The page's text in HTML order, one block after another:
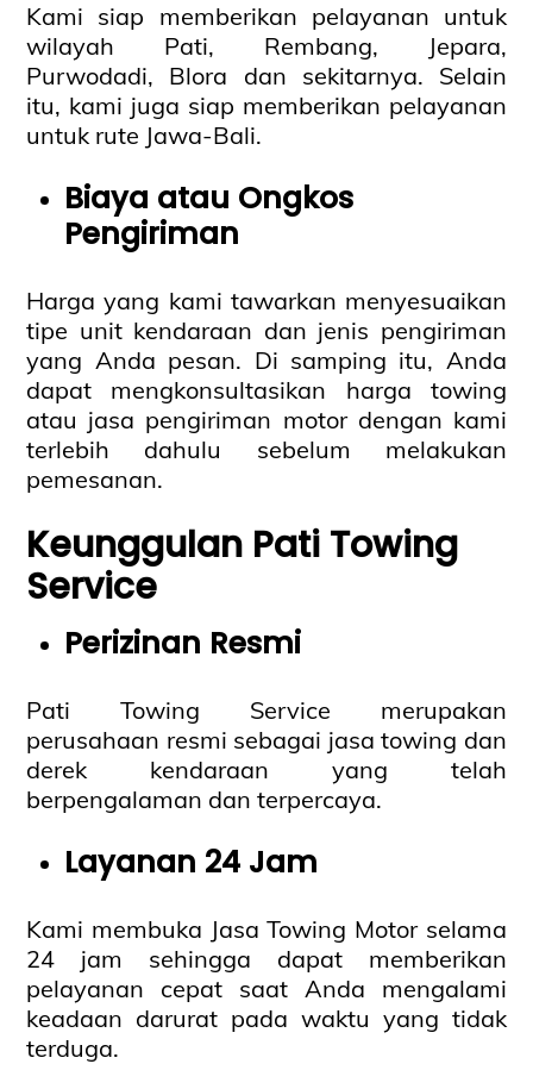
Kami siap memberikan pelayanan untuk
wilayah Pati, Rembang, Jepara,
Purwodadi, Blora dan sekitarnya. Selain
itu, kami juga siap memberikan pelayanan
untuk rute Jawa-Bali.
Biaya atau Ongkos
Pengiriman
Harga yang kami tawarkan menyesuaikan
tipe unit kendaraan dan jenis pengiriman
yang Anda pesan. Di samping itu, Anda
dapat mengkonsultasikan harga towing
atau jasa pengiriman motor dengan kami
terlebih dahulu sebelum melakukan
pemesanan.
Keunggulan Pati Towing
Service
Perizinan Resmi
Pati Towing Service merupakan
perusahaan resmi sebagai jasa towing dan
derek kendaraan yang telah
berpengalaman dan terpercaya.
Layanan 24 Jam
Kami membuka Jasa Towing Motor selama
24 jam sehingga dapat memberikan
pelayanan cepat saat Anda mengalami
keadaan darurat pada waktu yang tidak
terduga.